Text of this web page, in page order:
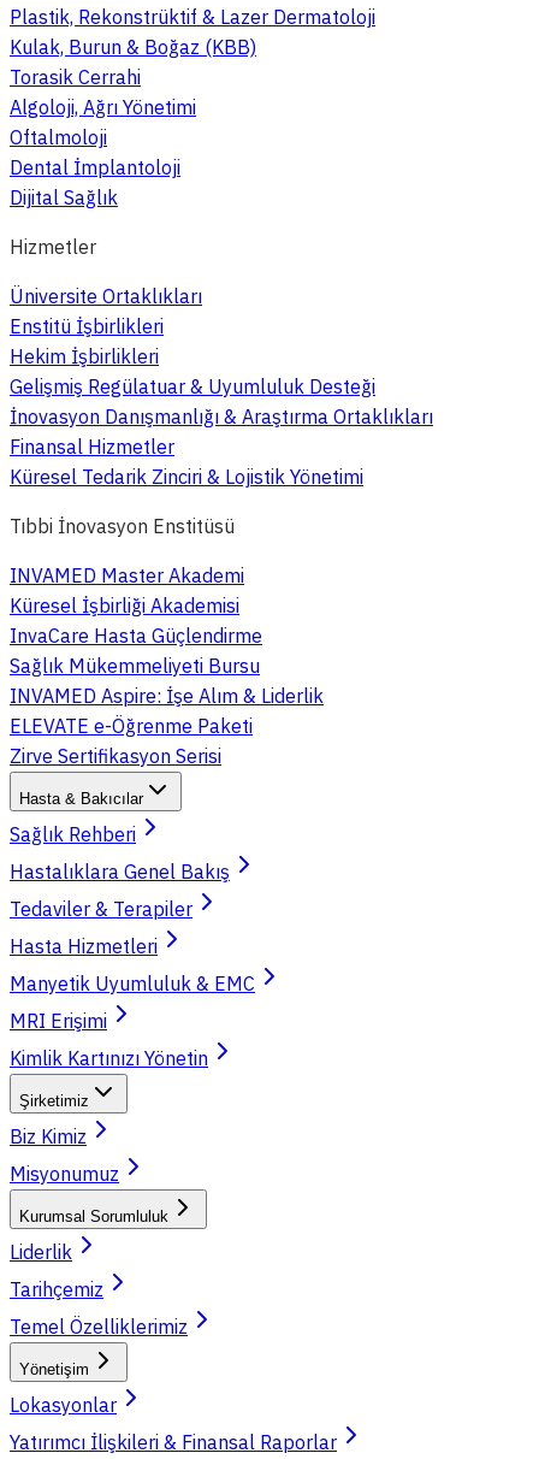
Plastik, Rekonstrüktif & Lazer Dermatoloji
Kulak, Burun & Boğaz (KBB)
Torasik Cerrahi
Algoloji, Ağrı Yönetimi
Oftalmoloji
Dental İmplantoloji
Dijital Sağlık
Hizmetler
Üniversite Ortaklıkları
Enstitü İşbirlikleri
Hekim İşbirlikleri
Gelişmiş Regülatuar & Uyumluluk Desteği
İnovasyon Danışmanlığı & Araştırma Ortaklıkları
Finansal Hizmetler
Küresel Tedarik Zinciri & Lojistik Yönetimi
Tıbbi İnovasyon Enstitüsü
INVAMED Master Akademi
Küresel İşbirliği Akademisi
InvaCare Hasta Güçlendirme
Sağlık Mükemmeliyeti Bursu
INVAMED Aspire: İşe Alım & Liderlik
ELEVATE e-Öğrenme Paketi
Zirve Sertifikasyon Serisi
Hasta & Bakıcılar
Sağlık Rehberi
Hastalıklara Genel Bakış
Tedaviler & Terapiler
Hasta Hizmetleri
Manyetik Uyumluluk & EMC
MRI Erişimi
Kimlik Kartınızı Yönetin
Şirketimiz
Biz Kimiz
Misyonumuz
Kurumsal Sorumluluk
Liderlik
Tarihçemiz
Temel Özelliklerimiz
Yönetişim
Lokasyonlar
Yatırımcı İlişkileri & Finansal Raporlar